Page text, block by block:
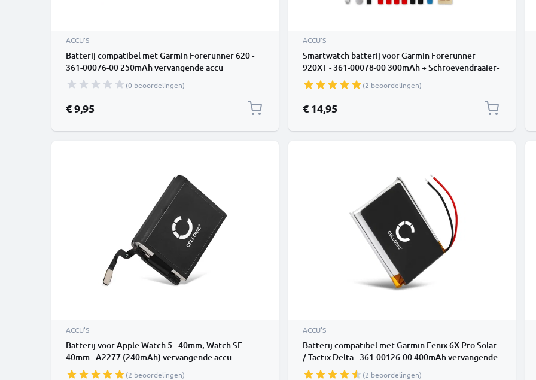
ACCU'S
Batterij compatibel met Garmin Forerunner 620 -
361-00076-00 250mAh vervangende accu
reservebatterij extra energie
(0 beoordelingen)
€ 9,95
ACCU'S
Smartwatch batterij voor Garmin Forerunner
920XT - 361-00078-00 300mAh + Schroevendraaier-
set vervangende accu fitnessarmband
(2 beoordelingen)
€ 14,95
ACCU'S
Batterij voor Apple Watch 5 - 40mm, Watch SE -
40mm - A2277 (240mAh) vervangende accu
(2 beoordelingen)
ACCU'S
Batterij compatibel met Garmin Fenix 6X Pro Solar
/ Tactix Delta - 361-00126-00 400mAh vervangende
accu reservebatterij extra energie
(2 beoordelingen)